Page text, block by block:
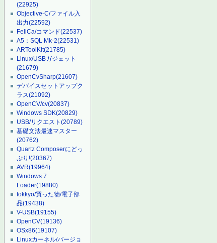
(22925)
Objective-C/ファイル入
出力(22592)
FeliCa/コマンド(22537)
A5：SQL Mk-2(22531)
ARToolKit(21785)
Linux/USBガジェット
(21679)
OpenCvSharp(21607)
デバイスセットアップク
ラス(21092)
OpenCV/cv(20837)
Windows SDK(20829)
USB/リクエスト(20789)
基礎文法最速マスター
(20762)
Quartz Composerにどっ
ぷり!(20367)
AVR(19964)
Windows 7
Loader(19880)
tokkyo/買った物/電子部
品(19438)
V-USB(19155)
OpenCV(19136)
OSx86(19107)
Linuxカーネル/バージョ